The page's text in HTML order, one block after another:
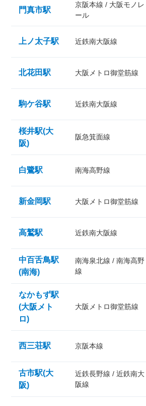
門真市駅
京阪本線 / 大阪モノレ
ール
上ノ太子駅 近鉄南大阪線
北花田駅 大阪メトロ御堂筋線
駒ケ谷駅 近鉄南大阪線
桜井駅(大
阪)
阪急箕面線
白鷺駅 南海高野線
新金岡駅 大阪メトロ御堂筋線
高鷲駅 近鉄南大阪線
中百舌鳥駅
(南海)
南海泉北線 / 南海高野
線
なかもず駅
(大阪メト
ロ)
大阪メトロ御堂筋線
西三荘駅 京阪本線
古市駅(大
阪)
近鉄長野線 / 近鉄南大
阪線